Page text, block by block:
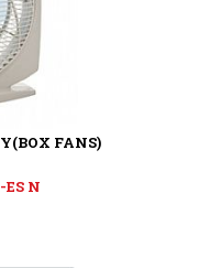
FANS)
N